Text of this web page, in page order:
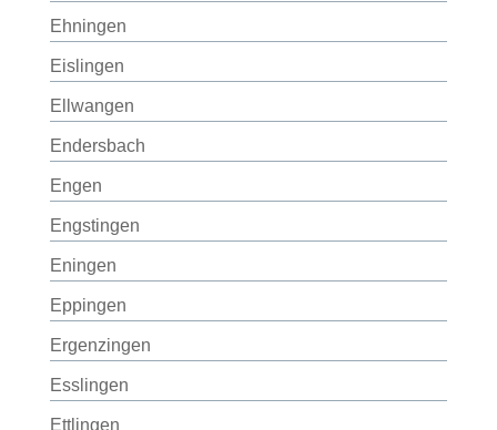
Ehningen
Eislingen
Ellwangen
Endersbach
Engen
Engstingen
Eningen
Eppingen
Ergenzingen
Esslingen
Ettlingen